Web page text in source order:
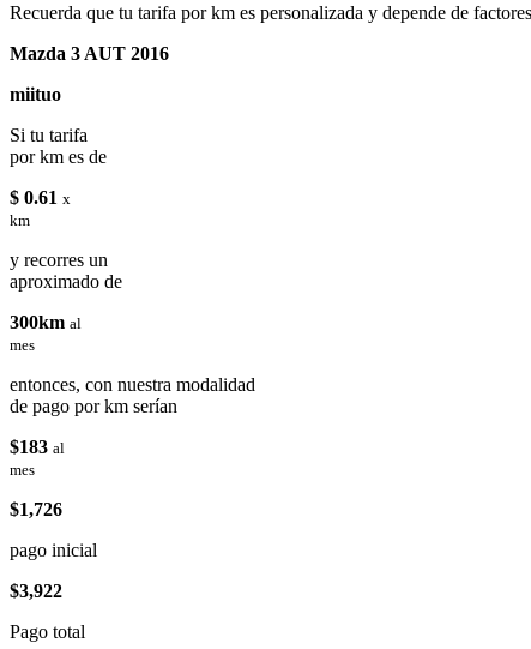
Recuerda que tu tarifa por km es personalizada y depende de
Mazda 3 AUT 2016
miituo
Si tu tarifa
por km es de
$ 0.61 x
km
y recorres un
aproximado de
300km al
mes
entonces, con nuestra modalidad
de pago por km serían
$183 al
mes
$1,726
pago inicial
$3,922
Pago total